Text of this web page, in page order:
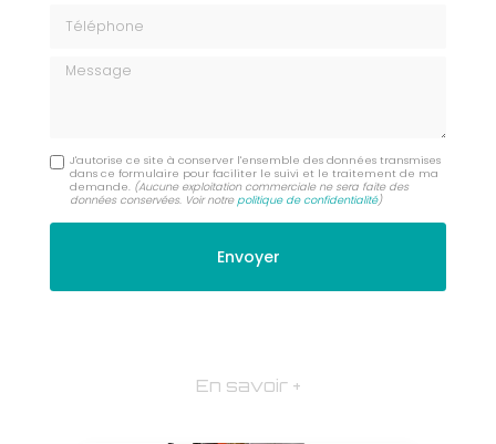
Message
J'autorise ce site à conserver l'ensemble des données transmises
dans ce formulaire pour faciliter le suivi et le traitement de ma
demande. (Aucune exploitation commerciale ne sera faite des
données conservées. Voir notrepolitique de confidentialité)
En savoir +